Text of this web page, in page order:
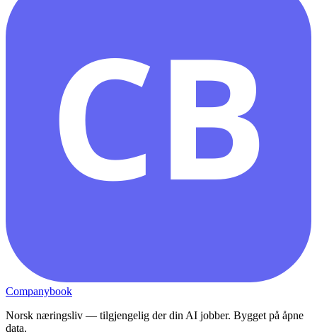
CB
Companybook
Norsk næringsliv — tilgjengelig der din AI jobber. Bygget på åpne
data.